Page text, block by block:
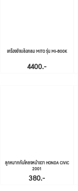
เครื่องยิงบล็อกลม MITO รุ่น MI-800K
4400.-
ลูกหมากกันโคลงหน้าขวา HONDA CIVIC
2001
380.-